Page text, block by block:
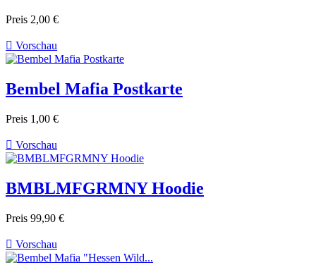
Preis 2,00 €
 Vorschau
Bembel Mafia Postkarte
Preis 1,00 €
 Vorschau
BMBLMFGRMNY Hoodie
Preis 99,90 €
 Vorschau